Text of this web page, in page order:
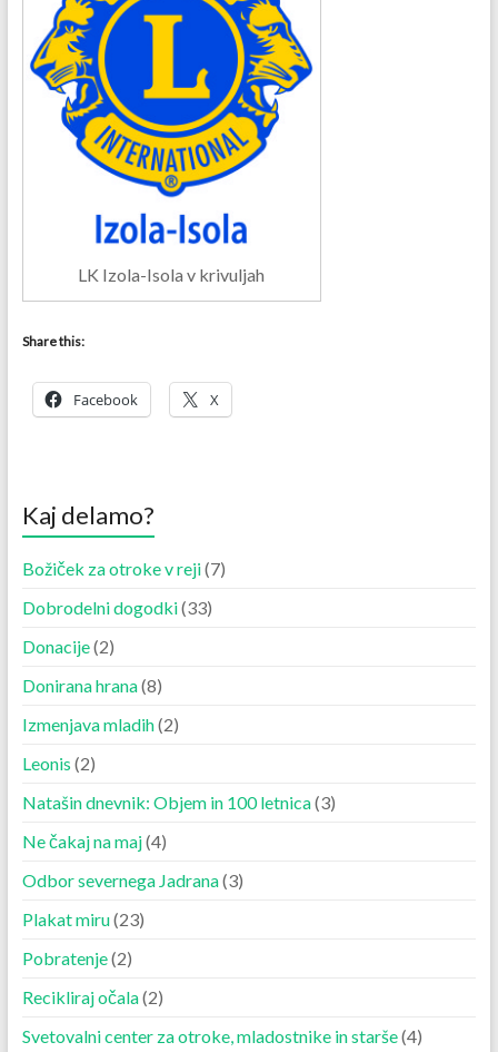
LK Izola-Isola v krivuljah
Share this:
Facebook X
Kaj delamo?
Božiček za otroke v reji(7)
Dobrodelni dogodki(33)
Donacije(2)
Donirana hrana(8)
Izmenjava mladih(2)
Leonis (2)
Natašin dnevnik: Objem in 100 letnica(3)
Ne čakaj na maj(4)
Odbor severnega Jadrana(3)
Plakat miru(23)
Pobratenje(2)
Recikliraj očala(2)
Svetovalni center za otroke, mladostnike in starše(4)